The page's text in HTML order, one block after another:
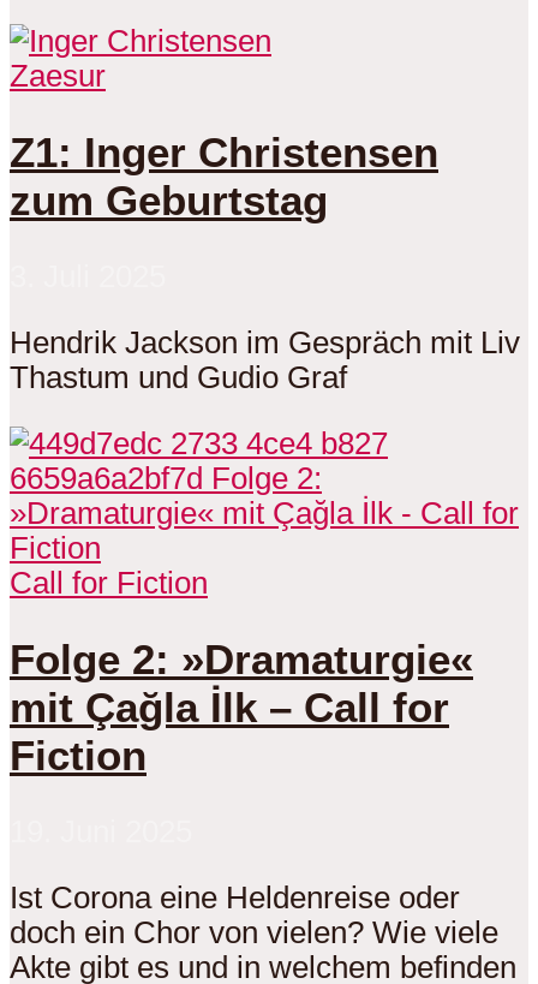
Zaesur
Z1: Inger Christensen
zum Geburtstag
Hendrik Jackson im Gespräch mit Liv
Thastum und Gudio Graf
Call for Fiction
Folge 2: »Dramaturgie«
mit Çağla İlk – Call for
Fiction
Ist Corona eine Heldenreise oder
doch ein Chor von vielen? Wie viele
Akte gibt es und in welchem befinden